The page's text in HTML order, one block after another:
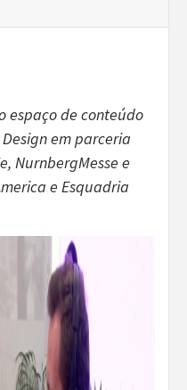
espaço de conteúdo
em parceria
NurnbergMesse e
e Esquadria